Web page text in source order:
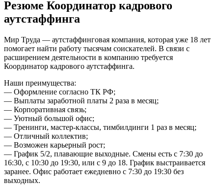
Резюме Координатор кадрового
аутстаффинга
Мир Труда — аутстаффинговая компания, которая уже 18 лет
помогает найти работу тысячам соискателей. В связи с
расширением деятельности в компанию требуется
Координатор кадрового аутстаффинга.
Наши преимущества:
— Оформление согласно ТК РФ;
— Выплаты заработной платы 2 раза в месяц;
— Корпоративная связь;
— Уютный большой офис;
— Тренинги, мастер-классы, тимбилдинги 1 раз в месяц;
— Отличный коллектив;
— Возможен карьерный рост;
— График 5/2, плавающие выходные. Смены есть с 7:30 до
16:30, с 10:30 до 19:30, или с 9 до 18. График выстраивается
заранее. Офис работает ежедневно с 7:30 до 19:30 без
выходных.